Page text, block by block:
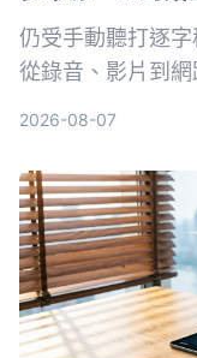
仍受手動聽打逐
從錄音、影片到
2026-08-07